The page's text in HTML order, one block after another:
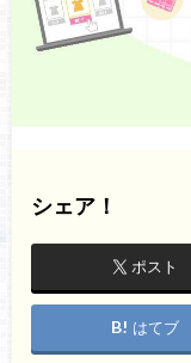
シェア！
ポスト
はてブ